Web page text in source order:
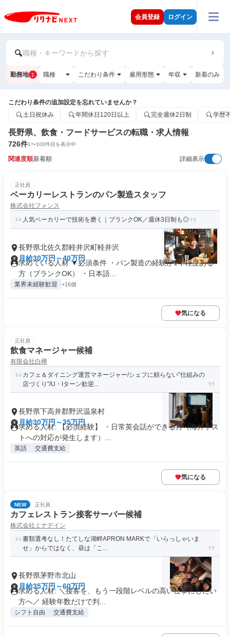
会員登録 ログイン
職種・キーワードから探す
勤務地 1 職種 こだわり条件 雇用形態 年収 新着のみ
こだわり条件の追加設定を忘れていませんか？
土日祝休み
年間休日120日以上 完全週休2日制 学歴
長野県、飲食・フードサービスの転職・求人情報
726件1〜100件目を表示中
関連度順新着順 詳細表示
正社員
ベーカリーレストランのパン製造スタッフ
株式会社フォンス
人気ベーカリーで技術を磨く｜ブランクOK／週休3日制も◎
長野県北佐久郡軽井沢町軽井沢
月給30万円～40万円
求めている人材 ▼必須条件 ・パン製造の経験が1年程度ある
方（ブランクOK） ・日本語...
業界未経験歓迎 +16個
気になる
正社員
飲食マネージャー候補
有限会社白樺
カフェ＆ダイニング運営マネージャー/シェフに頼らない"仕組みの
店づくり"/U・Iターン歓迎...
長野県下高井郡野沢温泉村
月給30万円～35万円
求める人材: 【必須経験】 ・日常英会話ができる方（海外ゲス
トへの対応が発生します）...
英語 交通費支給
気になる
NEW 正社員
カフェレストラン接客サーバー候補
株式会社ミナデイン
書類選考なし！たてしな湖畔APRON MARKで「いらっしゃいま
せ」からではなく、昼は「こ...
長野県茅野市北山
月給35万円～60万円
求める人材: ＼接客を、もう一段階レベルの高い仕事にしたい
方へ／ 経験年数だけで判...
シフト自由 交通費支給